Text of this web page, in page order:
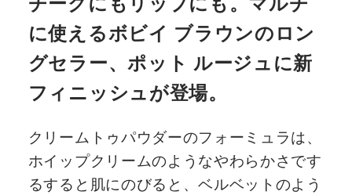
に使えるボビイ ブラウンのロン
グセラー、ポット ルージュに新
フィニッシュが登場。
クリームトゥパウダーのフォーミュラは、
ホイップクリームのようなやわらかさです
るすると肌にのびると、ベルベットのよう